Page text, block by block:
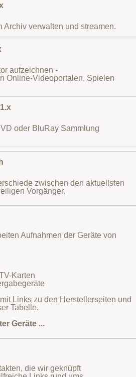
Archiv verwalten und streamen.
aufzeichnen -
Online-Videoportalen, Spielen
oder BluRay Sammlung
zwischen den aktuellsten
Vorgänger.
Aufnahmen der Geräte von
Karten
Links zu den Herstellerseiten und
Tabelle.
Geräte ...
die wir geknüpft